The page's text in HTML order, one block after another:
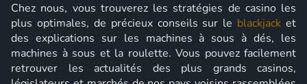
Chez nous, vous trouverez les stratégies de casino les
plus optimales, de précieux conseils sur le blackjack et
des explications sur les machines à sous à dés, les
machines à sous et la roulette. Vous pouvez facilement
retrouver les actualités des plus grands casinos,